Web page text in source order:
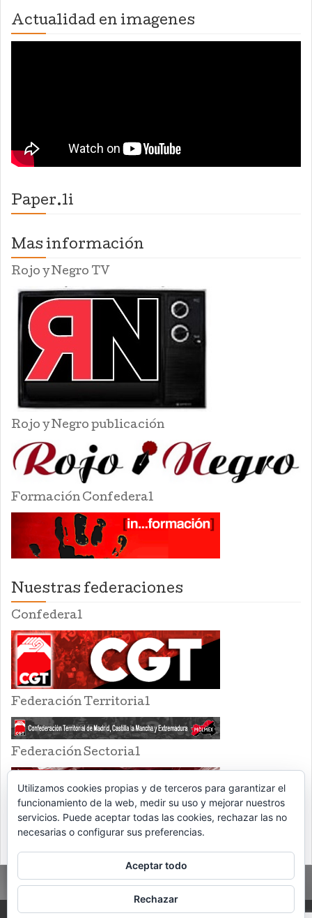
Actualidad en imagenes
Paper.li
Mas información
Rojo y Negro TV
Rojo y Negro publicación
Formación Confederal
Nuestras federaciones
Confederal
Federación Territorial
Federación Sectorial
Utilizamos cookies propias y de terceros para garantizar el
funcionamiento de la web, medir su uso y mejorar nuestros
servicios. Puede aceptar todas las cookies, rechazar las no
necesarias o configurar sus preferencias.
Aceptar todo
Rechazar